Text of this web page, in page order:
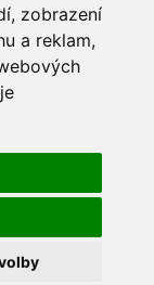
zobrazení
a reklam,